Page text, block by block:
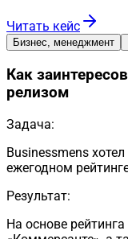
Читать кейс
Бизнес, менеджмент
Как
релизом
Задача:
Businessmens
ежегодном
Результат:
На основе